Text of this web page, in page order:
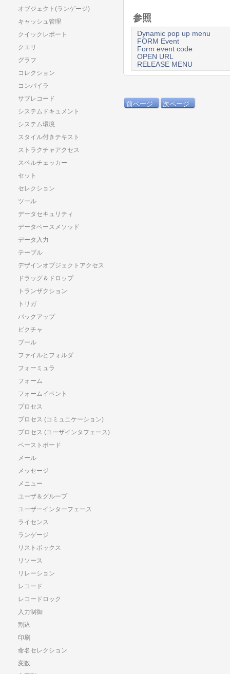
オブジェクト(ランゲージ)
キャッシュ管理
クイックレポート
クエリ
グラフ
コレクション
コンパイラ
サブレコード
システムドキュメント
システム環境
スタイル付きテキスト
ストラクチャアクセス
スペルチェッカー
セット
セレクション
ツール
データセキュリティ
データベースメソッド
データ入力
テーブル
デザインオブジェクトアクセス
ドラッグ＆ドロップ
トランザクション
トリガ
バックアップ
ピクチャ
ブール
ファイルとフォルダ
フォーミュラ
フォーム
フォームイベント
プロセス
プロセス (コミュニケーション)
プロセス (ユーザインタフェース)
ペーストボード
メール
メッセージ
メニュー
ユーザ＆グループ
ユーザーインターフェース
ライセンス
ランゲージ
リストボックス
リソース
リレーション
レコード
レコードロック
入力制御
割込
印刷
命名セレクション
変数
参照
Dynamic pop up menu
FORM Event
Form event code
OPEN URL
RELEASE MENU
前ページ 次ページ